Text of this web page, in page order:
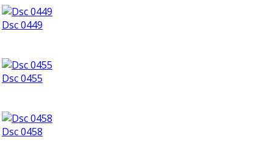
Dsc 0449
Dsc 0455
Dsc 0458